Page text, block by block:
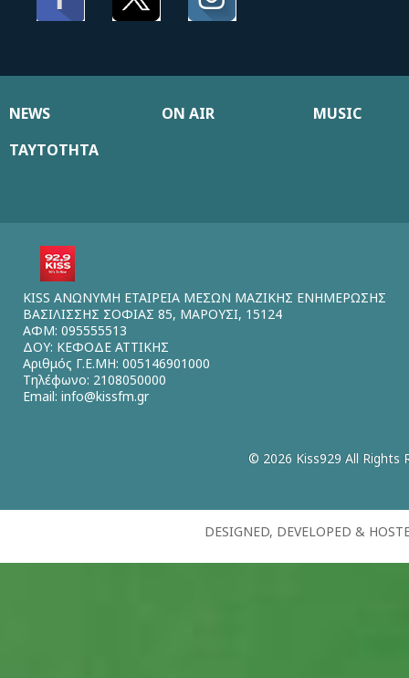
NEWS ON AIR
MUSIC
ΤΑΥΤΟΤΗΤΑ
KISS ΑΝΩΝΥΜΗ ΕΤΑΙΡΕΙΑ ΜΕΣΩΝ ΜΑΖΙΚΗΣ ΕΝΗΜΕΡΩΣΗΣ
ΒΑΣΙΛΙΣΣΗΣ ΣΟΦΙΑΣ 85, ΜΑΡΟΥΣΙ, 15124
ΑΦΜ: 095555513
ΔΟΥ: ΚΕΦΟΔΕ ΑΤΤΙΚΗΣ
Αριθμός Γ.Ε.ΜΗ: 005146901000
Τηλέφωνο: 2108050000
Email: info@kissfm.gr
© 2026 Kiss929 All Rights
DESIGNED, DEVELOPED &